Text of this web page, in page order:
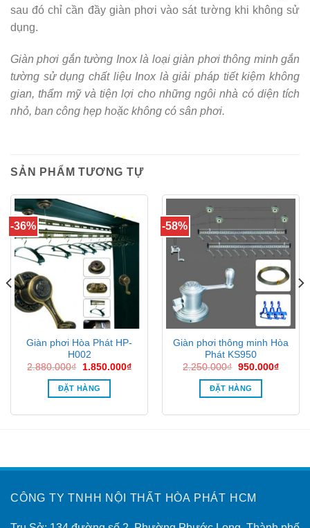
sau đó chỉ cần đầy giàn phơi vào sát tường khi không sử
dụng.
Giàn phơi gắn tường Inox là loại giàn phơi thông minh gắn
tường sử dụng chất liệu Inox là giải pháp tiết kiệm không
gian, thẩm mỹ và tiện lợi cho những ngôi nhà có diện tích
nhỏ, ban công hẹp hoặc không có sân phơi.
SẢN PHẨM TƯƠNG TỰ
-36%
Giàn phơi Hòa Phát HP-
H002
2.880.000₫
Giá
là:
2.880.000₫.
1.850.000₫Giá
ĐẶT HÀNG
-58%
Giàn phơi thông minh Hòa
Phát KS950
2.250.000₫ Giá
là:
2.250.000₫.
950.000₫Giá
ĐẶT HÀNG
CÔNG TY TNHH NỘI THẤT HÒA PHÁT HCM